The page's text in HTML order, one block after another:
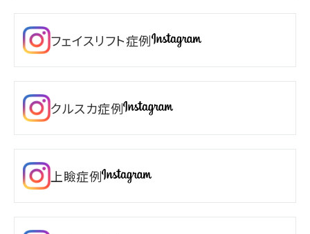
フェイスリフト症例
クルスカ症例
上瞼症例